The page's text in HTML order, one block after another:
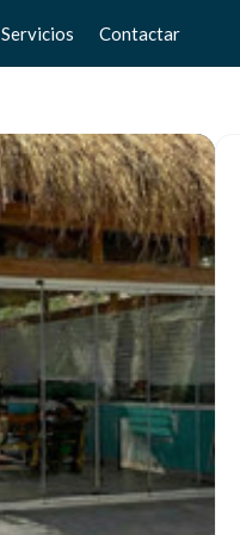
Servicios
Valoración gratuita
Home Staging
Contactar